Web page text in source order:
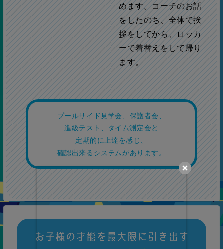
めます。コーチのお話
をしたのち、全体で挨
拶をしてから、ロッカ
ーで着替えをして帰り
ます。
プールサイド見学会、保護者会、
進級テスト、タイム測定会と
定期的に上達を感じ、
確認出来るシステムがあります。